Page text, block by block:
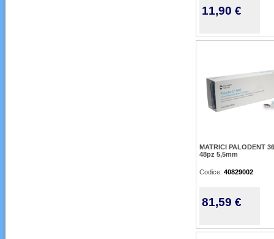
11,90 €
MATRICI PALODENT
48pz 5,5mm
Codice: 40829002
81,59 €